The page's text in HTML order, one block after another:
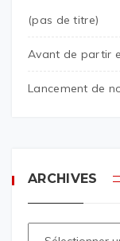
(pas de titre)
Avant de partir
Lancement de
ARCHIVES